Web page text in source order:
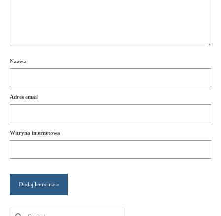
Nazwa
Adres email
Witryna internetowa
Szuklaj